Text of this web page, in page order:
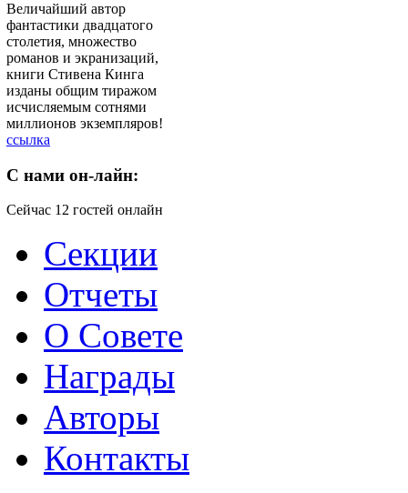
Величайший автор
фантастики двадцатого
столетия, множество
романов и экранизаций,
книги Стивена Кинга
изданы общим тиражом
исчисляемым сотнями
миллионов экземпляров!
ссылка
C нами он-лайн:
Сейчас 12 гостей онлайн
Секции
Отчеты
О Совете
Награды
Авторы
Контакты